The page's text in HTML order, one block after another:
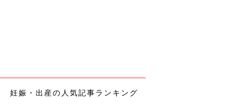
妊娠・出産の人気記事ランキング